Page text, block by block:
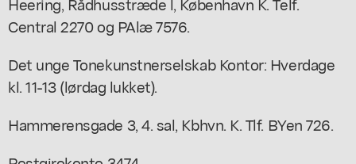
Central 2270 og PAlæ 7576.
Det unge Tonekunstnerselskab Kontor: Hverdage
kl. 11-13 (lørdag lukket).
Hammerensgade 3, 4. sal, Kbhvn. K. Tlf. BYen 726.